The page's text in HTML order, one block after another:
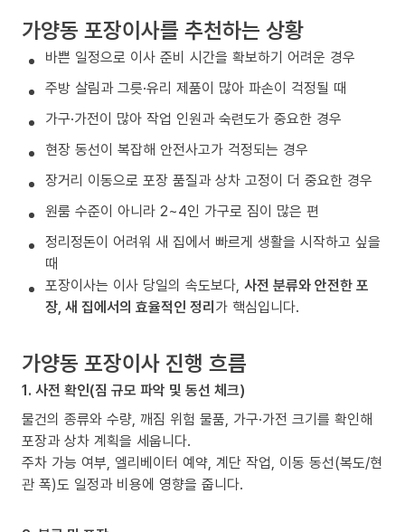
가양동 포장이사를 추천하는 상황
바쁜 일정으로 이사 준비 시간을 확보하기 어려운 경우
주방 살림과 그릇·유리 제품이 많아 파손이 걱정될 때
가구·가전이 많아 작업 인원과 숙련도가 중요한 경우
현장 동선이 복잡해 안전사고가 걱정되는 경우
장거리 이동으로 포장 품질과 상차 고정이 더 중요한 경우
원룸 수준이 아니라 2~4인 가구로 짐이 많은 편
정리정돈이 어려워 새 집에서 빠르게 생활을 시작하고 싶을
때
포장이사는 이사 당일의 속도보다, 사전 분류와 안전한 포
장, 새 집에서의 효율적인 정리가 핵심입니다.
가양동 포장이사 진행 흐름
1. 사전 확인(짐 규모 파악 및 동선 체크)
물건의 종류와 수량, 깨짐 위험 물품, 가구·가전 크기를 확인해
포장과 상차 계획을 세웁니다.
주차 가능 여부, 엘리베이터 예약, 계단 작업, 이동 동선(복도/현
관 폭)도 일정과 비용에 영향을 줍니다.